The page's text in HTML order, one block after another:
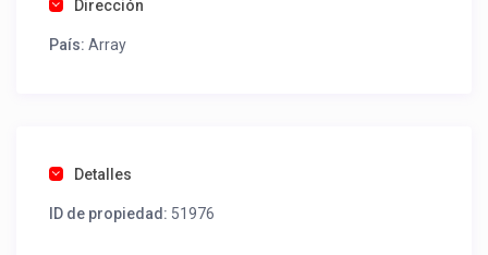
como un profesional sin COMISIONES ni ESTAFAS.
Tel contacto propiedad:
Dirección
País: Array
Detalles
ID de propiedad: 51976